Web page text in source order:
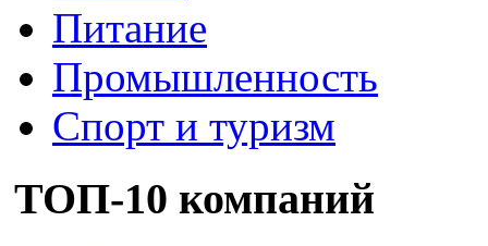
Питание
Промышленность
Спорт и туризм
ТОП-10 компаний